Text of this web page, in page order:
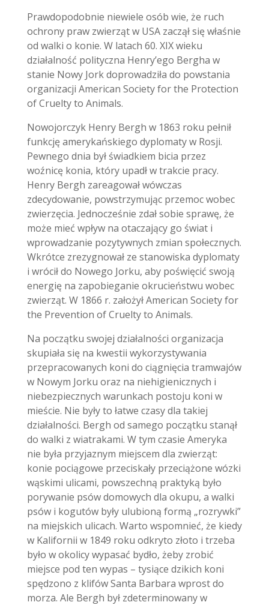
Prawdopodobnie niewiele osób wie, że ruch
ochrony praw zwierząt w USA zaczął się właśnie
od walki o konie. W latach 60. XIX wieku
działalność polityczna Henry’ego Bergha w
stanie Nowy Jork doprowadziła do powstania
organizacji American Society for the Protection
of Cruelty to Animals.
Nowojorczyk Henry Bergh w 1863 roku pełnił
funkcję amerykańskiego dyplomaty w Rosji.
Pewnego dnia był świadkiem bicia przez
woźnicę konia, który upadł w trakcie pracy.
Henry Bergh zareagował wówczas
zdecydowanie, powstrzymując przemoc wobec
zwierzęcia. Jednocześnie zdał sobie sprawę, że
może mieć wpływ na otaczający go świat i
wprowadzanie pozytywnych zmian społecznych.
Wkrótce zrezygnował ze stanowiska dyplomaty
i wrócił do Nowego Jorku, aby poświęcić swoją
energię na zapobieganie okrucieństwu wobec
zwierząt. W 1866 r. założył American Society for
the Prevention of Cruelty to Animals.
Na początku swojej działalności organizacja
skupiała się na kwestii wykorzystywania
przepracowanych koni do ciągnięcia tramwajów
w Nowym Jorku oraz na niehigienicznych i
niebezpiecznych warunkach postoju koni w
mieście. Nie były to łatwe czasy dla takiej
działalności. Bergh od samego początku stanął
do walki z wiatrakami. W tym czasie Ameryka
nie była przyjaznym miejscem dla zwierząt:
konie pociągowe przeciskały przeciążone wózki
wąskimi ulicami, powszechną praktyką było
porywanie psów domowych dla okupu, a walki
psów i kogutów były ulubioną formą „rozrywki”
na miejskich ulicach. Warto wspomnieć, że kiedy
w Kalifornii w 1849 roku odkryto złoto i trzeba
było w okolicy wypasać bydło, żeby zrobić
miejsce pod ten wypas – tysiące dzikich koni
spędzono z klifów Santa Barbara wprost do
morza. Ale Bergh był zdeterminowany w